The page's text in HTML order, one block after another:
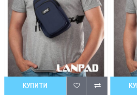
КУПИТИ